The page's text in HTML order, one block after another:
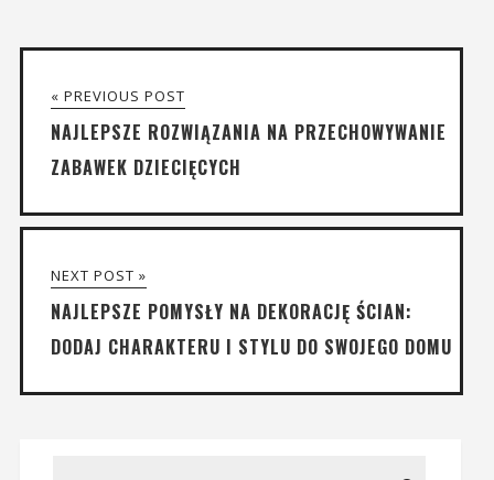
« PREVIOUS POST
NAJLEPSZE ROZWIĄZANIA NA PRZECHOWYWANIE
ZABAWEK DZIECIĘCYCH
NEXT POST »
NAJLEPSZE POMYSŁY NA DEKORACJĘ ŚCIAN:
DODAJ CHARAKTERU I STYLU DO SWOJEGO DOMU